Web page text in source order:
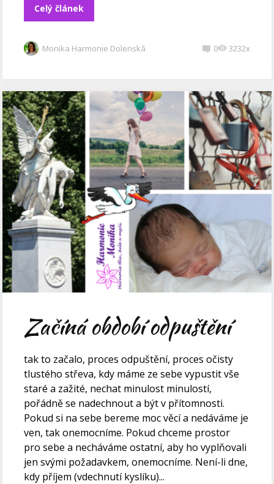
Celý článek
Monika Harmonie Dolenská 0 3232x
Začíná období odpuštění
tak to začalo, proces odpuštění, proces očisty
tlustého střeva, kdy máme ze sebe vypustit vše
staré a zažité, nechat minulost minulostí,
pořádně se nadechnout a být v přítomnosti.
Pokud si na sebe bereme moc věcí a nedáváme je
ven, tak onemocníme. Pokud chceme prostor
pro sebe a necháváme ostatní, aby ho vyplňovali
jen svými požadavkem, onemocníme. Není-li dne,
kdy příjem (vdechnutí kyslíku)...